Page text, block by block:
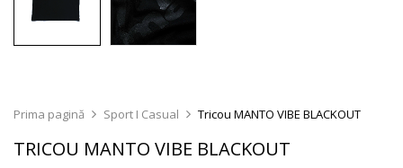
Prima pagină Sport I Casual Tricou MANTO VIBE BLACKOUT
TRICOU MANTO VIBE BLACKOUT